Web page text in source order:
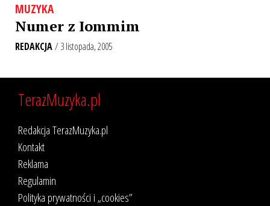
MUZYKA
Numer z Iommim
REDAKCJA/ 3 listopada, 2005
TerazMuzyka.pl
Redakcja TerazMuzyka.pl
Kontakt
Reklama
Regulamin
Polityka prywatności i „cookies”